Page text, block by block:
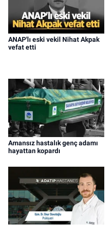
ANAP'lı eski vekil Nihat Akpak
vefat etti
Amansız hastalık genç adamı
hayattan kopardı